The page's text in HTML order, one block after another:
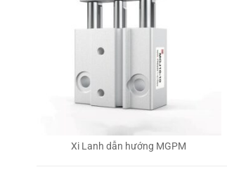
Xi Lanh dẫn hướng MGPM